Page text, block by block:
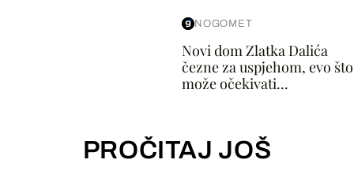
NOGOMET
Novi dom Zlatka Dalića
čezne za uspjehom, evo što
može očekivati...
PROČITAJ JOŠ